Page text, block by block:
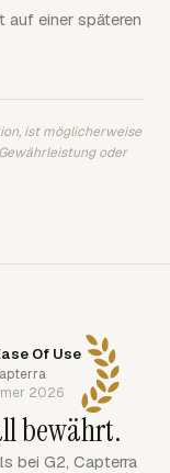
auf einer späteren
ist möglicherweise
oder
Of Use
2026
bewährt.
bei G2, Capterra